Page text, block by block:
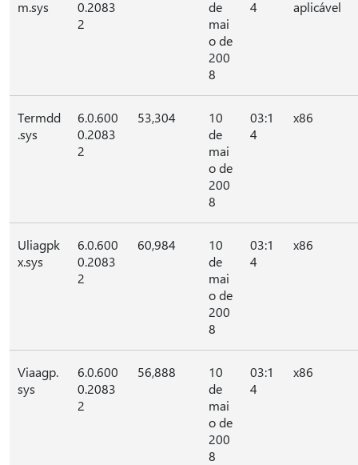
m.sys
0.2083
2
de
mai
o de
200
8
4
aplicável
Termdd
.sys
6.0.600
0.2083
2
53,304
10
de
mai
o de
200
8
03:1
4
x86
Uliagpk
x.sys
6.0.600
0.2083
2
60,984
10
de
mai
o de
200
8
03:1
4
x86
Viaagp.
sys
6.0.600
0.2083
2
56,888
10
de
mai
o de
200
8
03:1
4
x86